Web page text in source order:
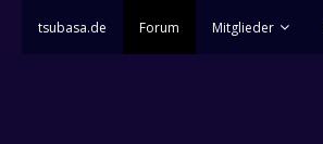
tsubasa.de Forum Mitglieder